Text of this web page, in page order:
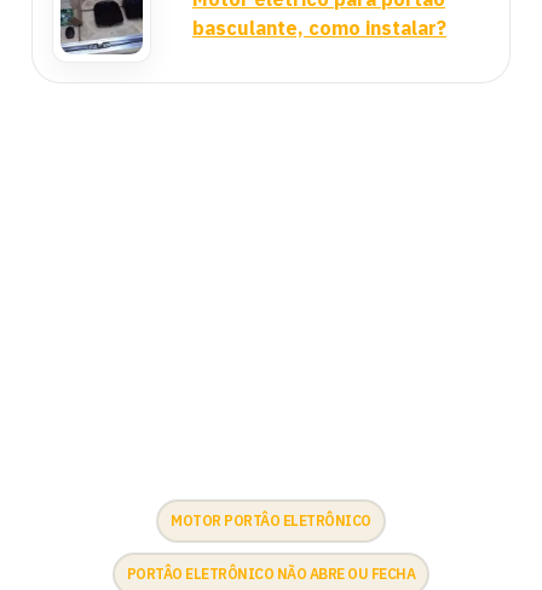
basculante, como instalar?
MOTOR PORTÂO ELETRÔNICO
PORTÂO ELETRÔNICO NÃO ABRE OU FECHA